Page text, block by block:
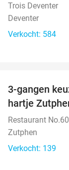
Trois Deventer
Deventer
Verkocht: 584
3-gangen
hartje
Restaurant No.60
Zutphen
Verkocht: 139